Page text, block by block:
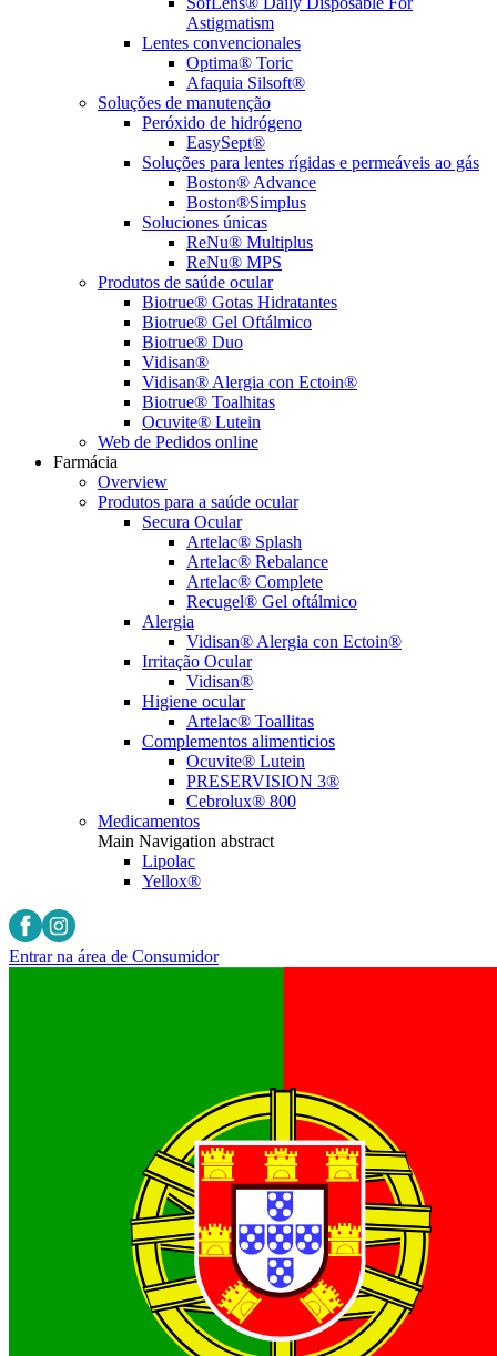
Astigmatism
Lentes convencionales
Optima® Toric
Afaquia Silsoft®
Soluções de manutenção
Peróxido de hidrógeno
EasySept®
Soluções para lentes rígidas e permeáveis ao gás
Boston® Advance
Boston®Simplus
Soluciones únicas
ReNu® Multiplus
ReNu® MPS
Produtos de saúde ocular
Biotrue® Gotas Hidratantes
Biotrue® Gel Oftálmico
Biotrue® Duo
Vidisan®
Vidisan® Alergia con Ectoin®
Biotrue® Toalhitas
Ocuvite® Lutein
Web de Pedidos online
Farmácia
Overview
Produtos para a saúde ocular
Secura Ocular
Artelac® Splash
Artelac® Rebalance
Artelac® Complete
Recugel® Gel oftálmico
Alergia
Vidisan® Alergia con Ectoin®
Irritação Ocular
Vidisan®
Higiene ocular
Artelac® Toallitas
Complementos alimenticios
Ocuvite® Lutein
PRESERVISION 3®
Cebrolux® 800
Medicamentos
Main Navigation abstract
Lipolac
Yellox®
Entrar na área de Consumidor